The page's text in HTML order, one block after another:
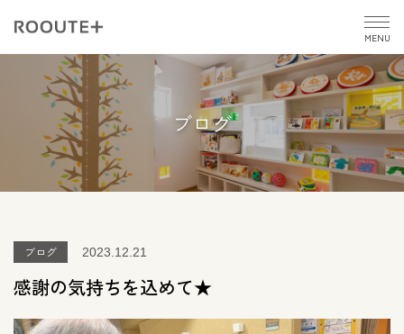
MENU
ブログ
ブログ 2023.12.21
感謝の気持ちを込めて★